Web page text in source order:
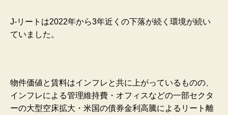
J-リートは2022年から3年近くの下落が続く環境が続い
ていました。
物件価値と賃料はインフレと共に上がっているものの、
インフレによる管理維持費・オフィスなどの一部セクタ
ーの大型空床拡大・米国の債券金利高騰によるリート離